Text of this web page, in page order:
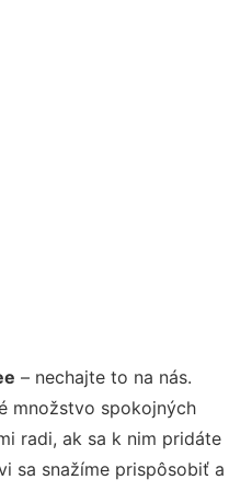
– nechajte to na nás.
množstvo spokojných
radi, ak sa k nim pridáte
sa snažíme prispôsobiť a